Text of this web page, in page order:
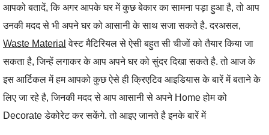
आपको बतादें, कि अगर आपके घर में कुछ बेकार का सामना पड़ा हुआ है, तो आप
उनकी मदद से भी अपने घर को आसानी के साथ सजा सकते है. दरअसल,
Waste Material वेस्ट मैटिरियल से ऐसी बहुत सी चीजों को तैयार किया जा
सकता है, जिन्हें लगाकर के आप अपने घर को सुंदर दिखा सकते है. तो आज के
इस आर्टिकल में हम आपको कुछ ऐसे ही क्रिएटिव आइडियास के बारें में बताने के
लिए जा रहे है, जिनकी मदद से आप आसानी से अपने Home होम को
Decorate डेकोरेट कर सकेंगे. तो आइए जानते है इनके बारें में